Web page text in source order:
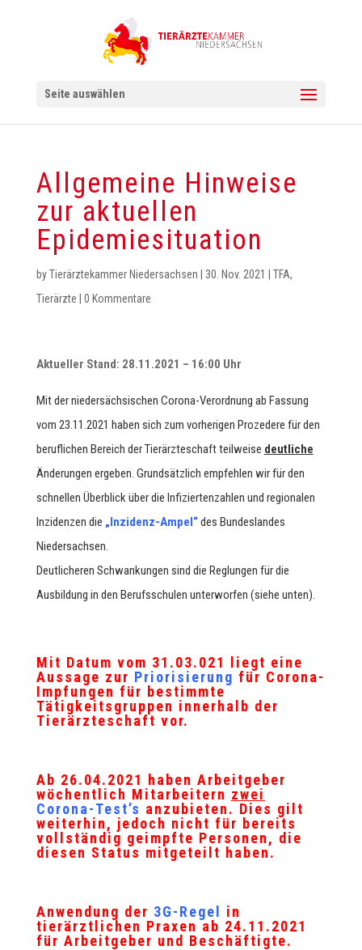
Seite auswählen
Allgemeine Hinweise
zur aktuellen
Epidemiesituation
byTierärztekammer Niedersachsen 30. Nov. 2021 TFA,
Tierärzte
0 Kommentare
Aktueller Stand: 28.11.2021 – 16:00 Uhr
Mit der niedersächsischen Corona-Verordnung ab Fassung
vom 23.11.2021 haben sich zum vorherigen Prozedere für den
beruflichen Bereich der Tierärzteschaft teilweise deutliche
Änderungen ergeben. Grundsätzlich empfehlen wir für den
schnellen Überblick über die Infiziertenzahlen und regionalen
Inzidenzen die „Inzidenz-Ampel“des Bundeslandes
Niedersachsen.
Deutlicheren Schwankungen sind die Reglungen für die
Ausbildung in den Berufsschulen unterworfen (siehe unten).
Mit Datum vom 31.03.021 liegt eine
Aussage zur Priorisierung für Corona-
Impfungen für bestimmte
Tätigkeitsgruppen innerhalb der
Tierärzteschaft vor.
Ab 26.04.2021 haben Arbeitgeber
wöchentlich Mitarbeitern zwei
Corona-Test’s anzubieten. Dies gilt
weiterhin, jedoch nicht für bereits
vollständig geimpfte Personen, die
diesen Status mitgeteilt haben.
Anwendung der 3G-Regel
in
tierärztlichen Praxen ab 24.11.2021
für Arbeitgeber und Beschäftigte.